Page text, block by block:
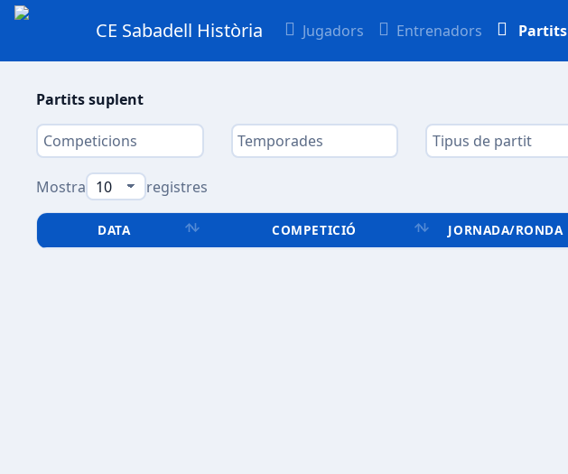
CE Sabadell Història Jugadors Entrenadors Partits
Partits suplent
Mostra registres
DATA COMPETICIÓ JORNADA/RONDA